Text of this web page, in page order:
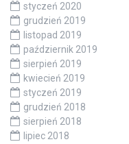
styczeń 2020
grudzień 2019
listopad 2019
październik 2019
sierpień 2019
kwiecień 2019
styczeń 2019
grudzień 2018
sierpień 2018
lipiec 2018